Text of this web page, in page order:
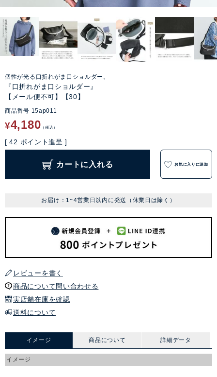
個性が光る口折れがま口ショルダー。
『口折れがま口ショルダー』
【メール便不可】【30】
商品番号 15ap011
¥4,180 税込
[ 42 ポイント進呈 ]
カートに入れる お気に入りに追加
お届け：1~4営業日以内に発送（休業日は除く）
レビューを書く
商品について問い合わせる
実店舗在庫を確認
送料について
イメージ 商品について 詳細データ
イメージ